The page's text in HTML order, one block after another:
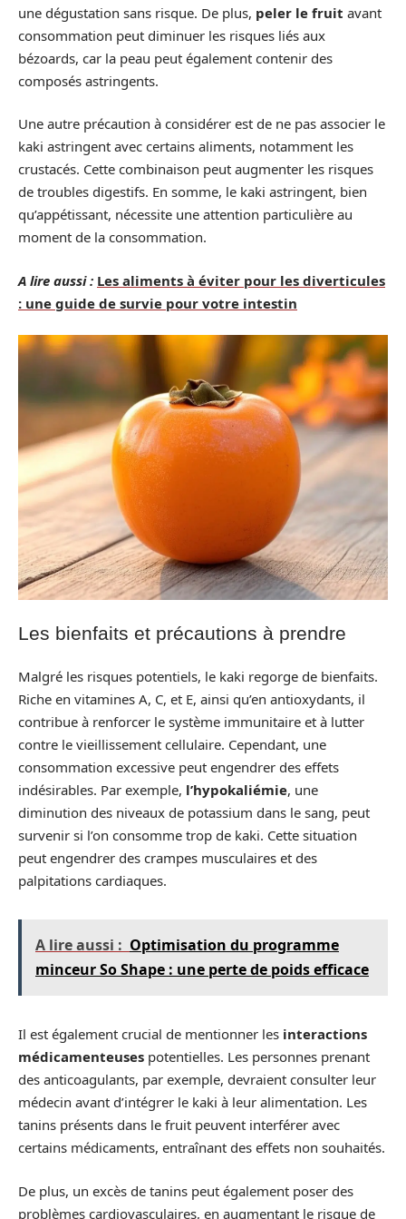
une dégustation sans risque. De plus, peler le fruit avant
consommation peut diminuer les risques liés aux
bézoards, car la peau peut également contenir des
composés astringents.
Une autre précaution à considérer est de ne pas associer le
kaki astringent avec certains aliments, notamment les
crustacés. Cette combinaison peut augmenter les risques
de troubles digestifs. En somme, le kaki astringent, bien
qu’appétissant, nécessite une attention particulière au
moment de la consommation.
A lire aussi : Les aliments à éviter pour les diverticules
: une guide de survie pour votre intestin
Les bienfaits et précautions à prendre
Malgré les risques potentiels, le kaki regorge de bienfaits.
Riche en vitamines A, C, et E, ainsi qu’en antioxydants, il
contribue à renforcer le système immunitaire et à lutter
contre le vieillissement cellulaire. Cependant, une
consommation excessive peut engendrer des effets
indésirables. Par exemple, l’hypokaliémie, une
diminution des niveaux de potassium dans le sang, peut
survenir si l’on consomme trop de kaki. Cette situation
peut engendrer des crampes musculaires et des
palpitations cardiaques.
A lire aussi : Optimisation du programme
minceur So Shape : une perte de poids efficace
Il est également crucial de mentionner les interactions
médicamenteuses potentielles. Les personnes prenant
des anticoagulants, par exemple, devraient consulter leur
médecin avant d’intégrer le kaki à leur alimentation. Les
tanins présents dans le fruit peuvent interférer avec
certains médicaments, entraînant des effets non souhaités.
De plus, un excès de tanins peut également poser des
problèmes cardiovasculaires, en augmentant le risque de